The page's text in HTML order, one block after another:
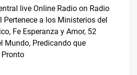
live Online Radio on Radio
Pertenece a los Ministerios del
Fe Esperanza y Amor, 52
Mundo, Predicando que